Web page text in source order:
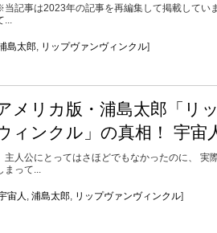
記事は2023年の記事を再編集して掲載して
...
島太郎, リップヴァンヴィンクル]
メリカ版・浦島太郎「リ
ィンクル」の真相！ 宇宙
人公にとってはさほどでもなかったのに、 実
まって...
宙人 , 浦島太郎, リップヴァンヴィンクル]